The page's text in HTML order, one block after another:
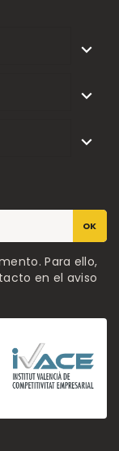



OK
Para ello,
en el aviso